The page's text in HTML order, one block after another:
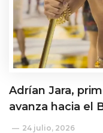
Adrían Jara,
avanza hacia el
24 julio, 2026